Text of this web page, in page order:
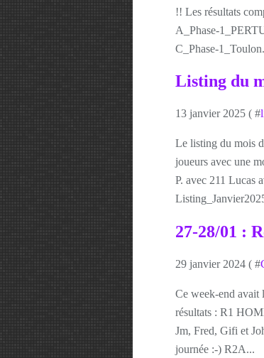
!! Les résultats
A_Phase-
C_Phase-
Listing du
13 janvier 2025 ( #
Le listing du mois
joueurs avec une
P. avec 211 Lucas
27-28/01 :
29 janvier 2024 ( #
Ce week-end avait
résultats : R1
Jm, Fred, Gifi et
journée :-) R2A...